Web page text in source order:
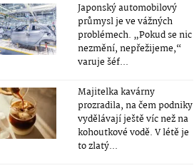
Japonský automobilový
průmysl je ve vážných
problémech. „Pokud se nic
nezmění, nepřežijeme,“
varuje šéf...
Majitelka kavárny
prozradila, na čem podniky
vydělávají ještě víc než na
kohoutkové vodě. V létě je
to zlatý...